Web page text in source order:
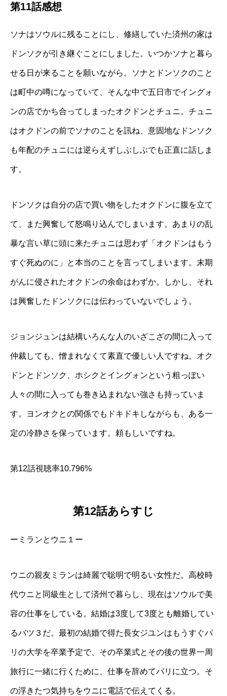
第11話感想
ソナはソウルに残ることにし、修繕していた済州の家は
ドンソクが引き継ぐことにしました。いつかソナと暮ら
せる日が来ることを願いながら。ソナとドンソクのこと
は町中の噂になっていて、そんな中で五日市でイングォ
ンの店でかち合ってしまったオクドンとチュニ。チュニ
はオクドンの前でソナのことを訊ね、意固地なドンソク
も年配のチュニには逆らえずしぶしぶでも正直に話しま
す。
ドンソクは自分の店で買い物をしたオクドンに腹を立て
て、また興奮して怒鳴り込んでしまいます。あまりの乱
暴な言い草に頭に来たチュニは思わず「オクドンはもう
すぐ死ぬのに」と本当のことを言ってしまいます。末期
がんに侵されたオクドンの余命はわずか。しかし、それ
は興奮したドンソクには伝わっていないでしょう。
ジョンジュンは結構いろんな人のいざこざの間に入って
仲裁しても、憎まれなくて素直で優しい人ですね。オク
ドンとドンソク、ホシクとイングォンという粗っぽい
人々の間に入っても巻き込まれない強さも持っていま
す。ヨンオクとの関係でもドキドキしながらも、ある一
定の冷静さを保っています。頼もしいですね。
第12話視聴率10.796%
第12話あらすじ
ーミランとウニ１ー
ウニの親友ミランは綺麗で聡明で明るい女性だ。高校時
代ウニと同級生として済州で暮らし、現在はソウルで美
容の仕事をしている。結婚は3度して3度とも離婚してい
るバツ３だ。最初の結婚で得た長女ジユンはもうすぐパ
リの大学を卒業予定で、その卒業式とその後の世界一周
旅行に一緒に行くために、仕事を辞めてパリに立つ。そ
の浮きたつ気持ちをウニに電話で伝えてくる。